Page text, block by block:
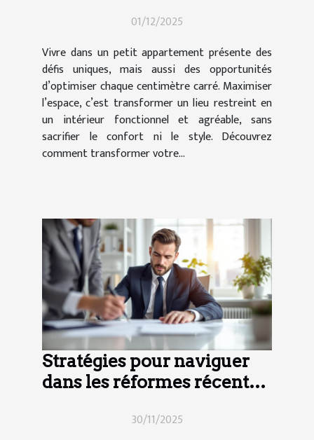
01/12/2025
Vivre dans un petit appartement présente des
défis uniques, mais aussi des opportunités
d’optimiser chaque centimètre carré. Maximiser
l’espace, c’est transformer un lieu restreint en
un intérieur fonctionnel et agréable, sans
sacrifier le confort ni le style. Découvrez
comment transformer votre...
Stratégies pour naviguer
dans les réformes récentes
30/11/2025